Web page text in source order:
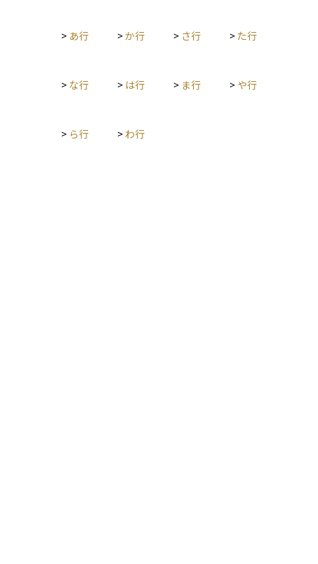
国経済全体の成長をひとつの投資で捉えることができるという
ドの一つです。
> あ行 >か行 > さ行 > た行
> な行 > は行 > ま行 > や行
> ら行 > わ行